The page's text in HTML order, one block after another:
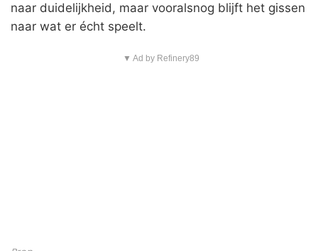
naar duidelijkheid, maar vooralsnog blijft het gissen
naar wat er écht speelt.
▼ Ad by Refinery89